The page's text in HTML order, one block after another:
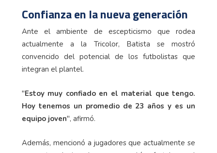
Confianza en la nueva generación
Ante el ambiente de escepticismo que rodea
actualmente a la Tricolor, Batista se mostró
convencido del potencial de los futbolistas que
integran el plantel.
"Estoy muy confiado en el material que tengo.
Hoy tenemos un promedio de 23 años y es un
equipo joven", afirmó.
Además, mencionó a jugadores que actualmente se